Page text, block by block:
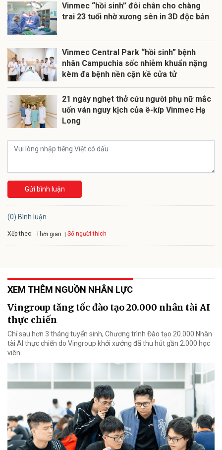
Vinmec “hồi sinh” đôi chân cho chàng
trai 23 tuổi nhờ xương sên in 3D độc bản
Vinmec Central Park “hồi sinh” bệnh
nhân Campuchia sốc nhiễm khuẩn nặng
kèm đa bệnh nền cận kề cửa tử
21 ngày nghẹt thở cứu người phụ nữ mắc
uốn ván nguy kịch của ê-kíp Vinmec Hạ
Long
Gửi bình luận
(0) Bình luận
Xếp theo: Thời gian Số người thích
XEM THÊM NGUỒN NHÂN LỰC
Vingroup tăng tốc đào tạo 20.000 nhân tài AI
thực chiến
Chỉ sau hơn 3 tháng tuyển sinh, Chương trình Đào tạo 20.000 Nhân
tài AI thực chiến do Vingroup khởi xướng đã thu hút gần 2.000 học
viên.